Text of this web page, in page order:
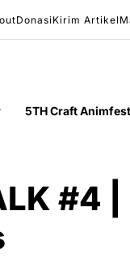
Donasi Kirim Artikel
5TH Craft Animfest
#4